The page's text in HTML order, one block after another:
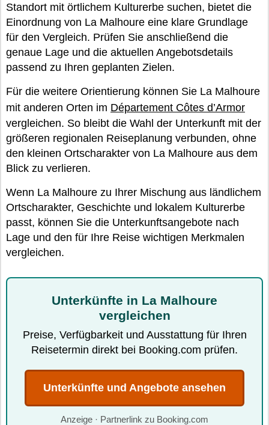
Standort mit örtlichem Kulturerbe suchen, bietet die
Einordnung von La Malhoure eine klare Grundlage
für den Vergleich. Prüfen Sie anschließend die
genaue Lage und die aktuellen Angebotsdetails
passend zu Ihren geplanten Zielen.
Für die weitere Orientierung können Sie La Malhoure
mit anderen Orten im Département Côtes d’Armor
vergleichen. So bleibt die Wahl der Unterkunft mit der
größeren regionalen Reiseplanung verbunden, ohne
den kleinen Ortscharakter von La Malhoure aus dem
Blick zu verlieren.
Wenn La Malhoure zu Ihrer Mischung aus ländlichem
Ortscharakter, Geschichte und lokalem Kulturerbe
passt, können Sie die Unterkunftsangebote nach
Lage und den für Ihre Reise wichtigen Merkmalen
vergleichen.
Unterkünfte in La Malhoure
vergleichen
Preise, Verfügbarkeit und Ausstattung für Ihren
Reisetermin direkt bei Booking.com prüfen.
Unterkünfte und Angebote ansehen
Anzeige · Partnerlink zu Booking.com